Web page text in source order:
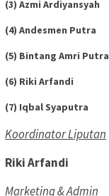
(3) Azmi Ardiyansyah
(4) Andesmen Putra
(5) Bintang Amri Putra
(6) Riki Arfandi
(7) Iqbal Syaputra
Koordinator Liputan
Riki Arfandi
Marketing & Admin